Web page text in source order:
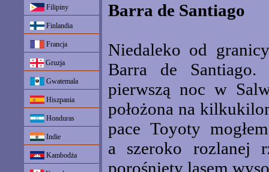
Filipiny
Finlandia
Francja
Gruzja
Gwatemala
Hiszpania
Honduras
Indie
Kambodża
Barra de Santiago
Niedaleko od
Barra de Santiago.
pierwszą noc w
położona na
pace Toyoty
a szeroko rozlanej
porośnięty lasem